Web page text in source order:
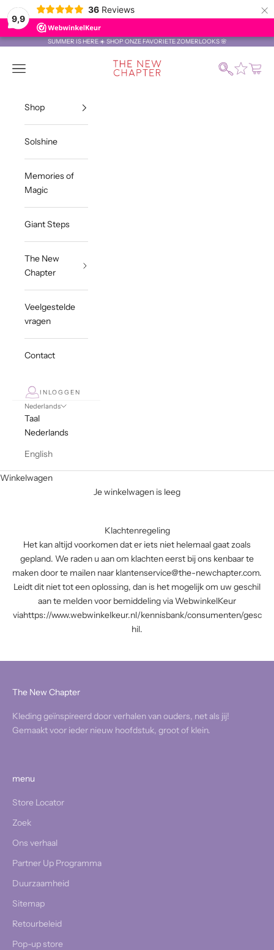
9,9
36 Reviews ×
SUMMER IS HERE ☀️ SHOP ONZE FAVORIETE ZOMERLOOKS 🌸
The New Chapter Store
Menu Zoeken
Shop
Solshine
Memories of
Magic
Giant Steps
The New
Chapter
Veelgestelde
vragen
Contact
INLOGGEN
Nederlands
Taal
Nederlands
English
Winkelwagen
Je winkelwagen is leeg
Klachtenregeling
Het kan altijd voorkomen dat er iets niet helemaal gaat zoals
gepland. We raden u aan om klachten eerst bij ons kenbaar te
maken door te mailen naar klantenservice@the-newchapter.com.
Leidt dit niet tot een oplossing, dan is het mogelijk om uw geschil
aan te melden voor bemiddeling via WebwinkelKeur
viahttps://www.webwinkelkeur.nl/kennisbank/consumenten/gesc
hil.
The New Chapter
Kleding geïnspireerd door verhalen van ouders, net als jij!
Gemaakt voor ieder nieuw hoofdstuk, groot of klein.
menu
Store Locator
Zoek
Ons verhaal
Partner Up Programma
Duurzaamheid
Sitemap
Retourbeleid
Pop-up store